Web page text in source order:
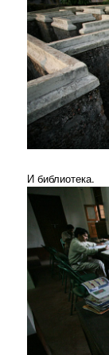
И библиотека.